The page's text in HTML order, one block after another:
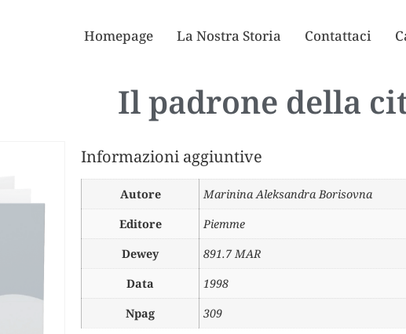
Homepage La Nostra Storia Contattaci
Il padrone della
Informazioni aggiuntive
Autore
Marinina Aleksandra Borisovna
Editore
Piemme
Dewey
891.7 MAR
Data
1998
Npag
309